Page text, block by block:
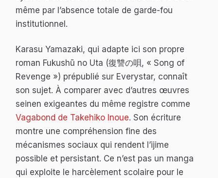
même par l’absence totale de garde-fou
institutionnel.
Karasu Yamazaki, qui adapte ici son propre
roman Fukushū no Uta (復讐の唄, « Song of
Revenge ») prépublié sur Everystar, connaît
son sujet. À comparer avec d’autres œuvres
seinen exigeantes du même registre comme
Vagabond de Takehiko Inoue. Son écriture
montre une compréhension fine des
mécanismes sociaux qui rendent l’ijime
possible et persistant. Ce n’est pas un manga
qui exploite le harcèlement scolaire pour le